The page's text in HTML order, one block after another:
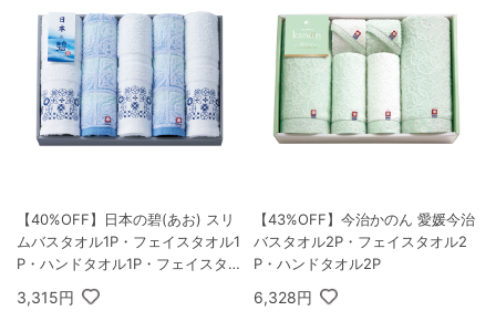
【40%OFF】日本の碧(あお) スリ
ムバスタオル1P・フェイスタオル1
P・ハンドタオル1P・フェイスタオ
3,315円
【43%OFF】今治かのん 愛媛今治
バスタオル2P・フェイスタオル2
P・ハンドタオル2P
6,328円